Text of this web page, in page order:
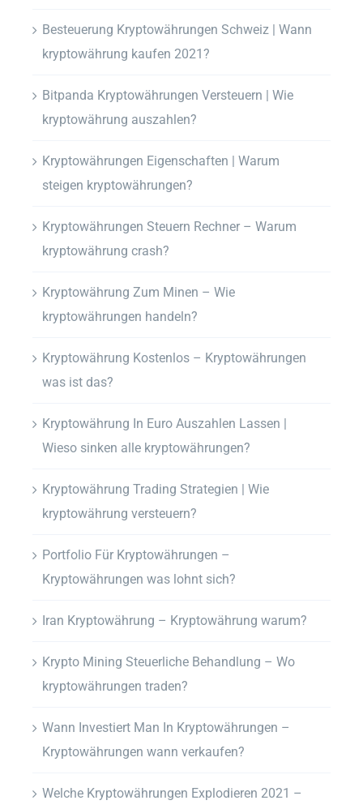
Besteuerung Kryptowährungen Schweiz | Wann
kryptowährung kaufen 2021?
Bitpanda Kryptowährungen Versteuern | Wie
kryptowährung auszahlen?
Kryptowährungen Eigenschaften | Warum
steigen kryptowährungen?
Kryptowährungen Steuern Rechner – Warum
kryptowährung crash?
Kryptowährung Zum Minen – Wie
kryptowährungen handeln?
Kryptowährung Kostenlos – Kryptowährungen
was ist das?
Kryptowährung In Euro Auszahlen Lassen |
Wieso sinken alle kryptowährungen?
Kryptowährung Trading Strategien | Wie
kryptowährung versteuern?
Portfolio Für Kryptowährungen –
Kryptowährungen was lohnt sich?
Iran Kryptowährung – Kryptowährung warum?
Krypto Mining Steuerliche Behandlung – Wo
kryptowährungen traden?
Wann Investiert Man In Kryptowährungen –
Kryptowährungen wann verkaufen?
Welche Kryptowährungen Explodieren 2021 –